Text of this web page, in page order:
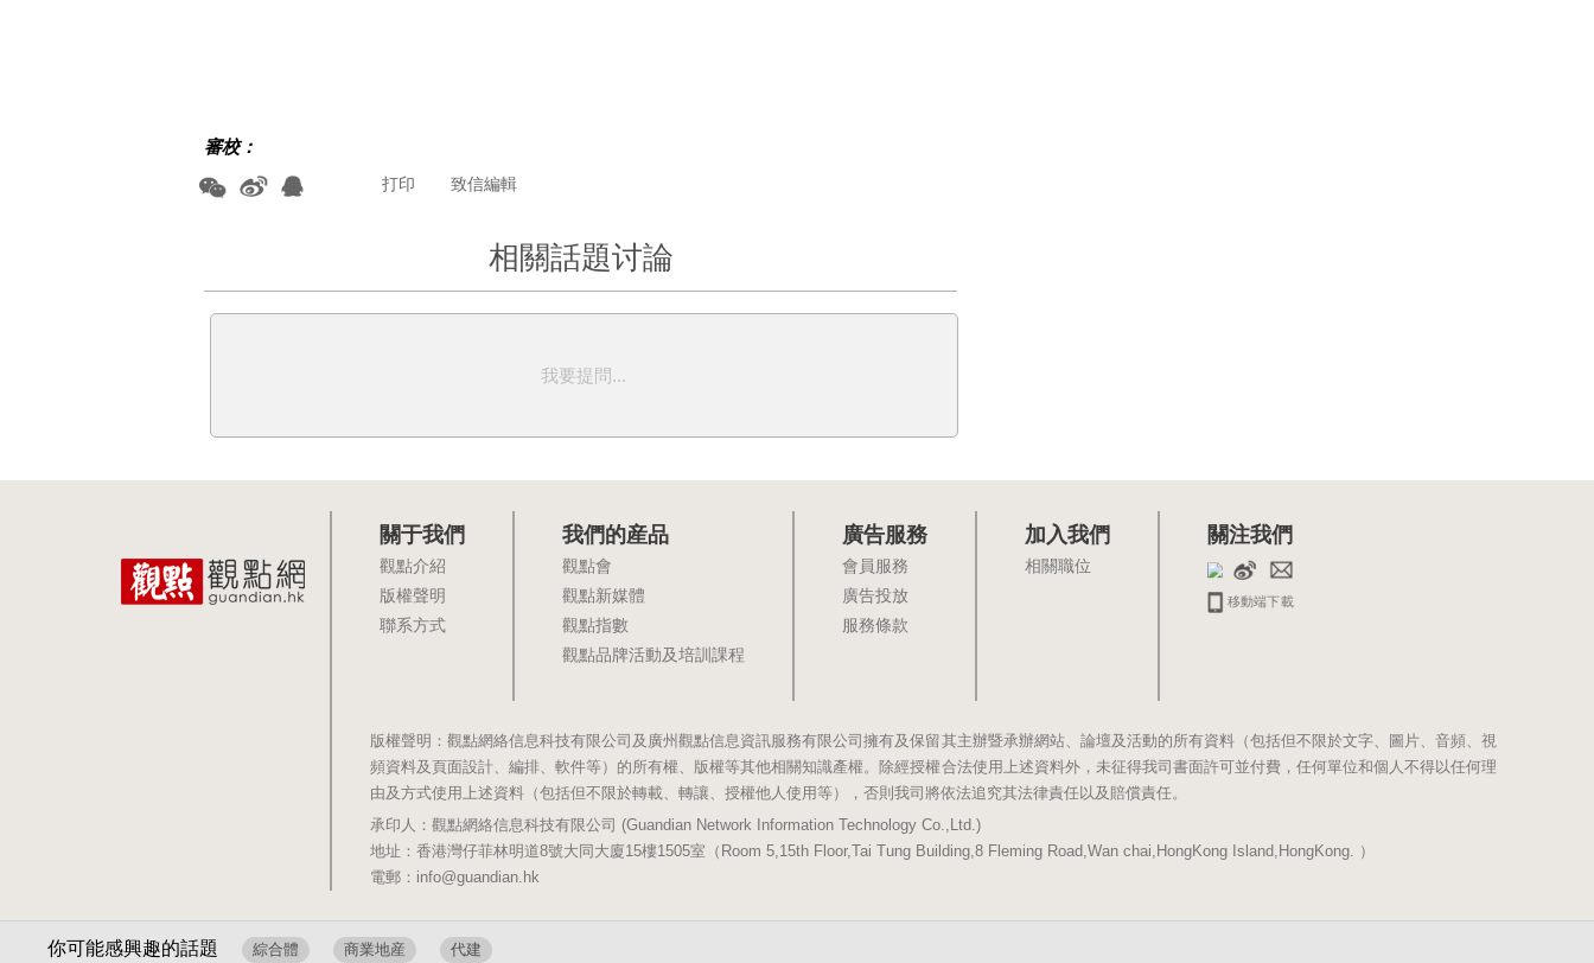
審校：
致信編輯
打印
相關話題讨論
我要提問...
你可能感興趣的話題 綜合體 商業地産 代建
關于我們
觀點介紹
版權聲明
聯系方式
我們的産品
觀點會
觀點新媒體
觀點指數
觀點品牌活動及培訓課程
廣告服務
會員服務
廣告投放
服務條款
加入我們
相關職位
關注我們
移動端下載
版權聲明：觀點網絡信息科技有限公司及廣州觀點信息資訊服務有限公司擁有及保留其主辦暨承辦網站、論壇及活動的所有資料（包括但不限於文字、圖片、音頻、視
頻資料及頁面設計、編排、軟件等）的所有權、版權等其他相關知識產權。除經授權合法使用上述資料外，未征得我司書面許可並付費，任何單位和個人不得以任何理
由及方式使用上述資料（包括但不限於轉載、轉讓、授權他人使用等），否則我司將依法追究其法律責任以及賠償責任。
承印人：觀點網絡信息科技有限公司 (Guandian Network Information Technology Co.,Ltd.)
地址：香港灣仔菲林明道8號大同大廈15樓1505室（Room 5,15th Floor,Tai Tung Building,8 Fleming Road,Wan chai,HongKong Island,HongKong. ）
電郵：info@guandian.hk